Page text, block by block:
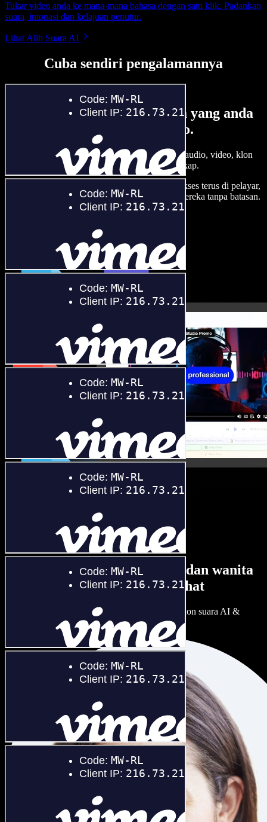
Tukar video anda ke mana-mana bahasa dengan satu klik. Padankan
suara, intonasi dan kelajuan penutur.
Lihat Alih Suara AI
Cuba sendiri pengalamannya
Ini hanya sebahagian perkara yang anda
boleh buat di Speechify Studio.
Bina suara latar, tambah imej stok tanpa royalti, audio, video, klon
suara anda, untuk projek audio video yang lengkap.
Tanpa keluk pembelajaran dan semua boleh diakses terus di pelayar,
pencipta boleh realisasikan segala idea kreatif mereka tanpa batasan.
Banyak pilihan suara lelaki dan wanita
dengan pelbagai loghat
Setiap projek boleh jadi unik. Pilih ratusan pelakon suara AI &
loghat, laraskan ikut cita rasa anda.